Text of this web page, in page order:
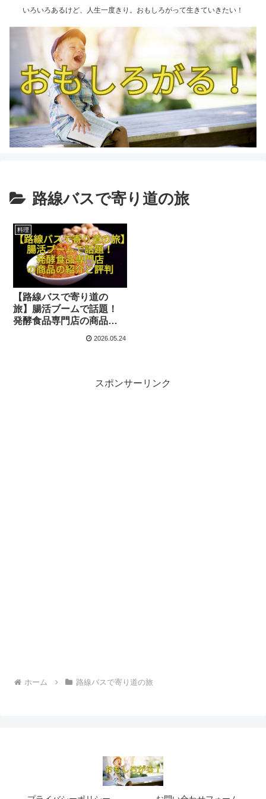
いろいろあるけど、人生一度きり。おもしろがって生きていきたい！
路線バスで寄り道の旅
料理
【路線バスで寄り道の
旅】腸活ブームで話題！
発酵食品専門店の商品の
2026.05.24
スポンサーリンク
ホーム 路線バスで寄り道の旅